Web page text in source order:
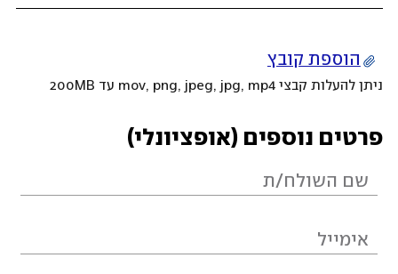
הוספת קובץ
ניתן להעלות קבצי mov, png, jpeg, jpg, mp4 עד 200MB
פרטים נוספים (אופציונלי)